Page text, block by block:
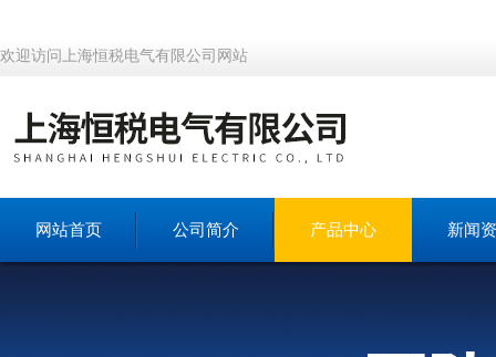
欢迎访问上海恒税电气有限公司网站
网站首页 公司简介 产品中心 新闻